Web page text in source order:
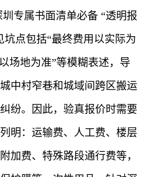
专属书面清单必备 “透明报
点包括“最终费用以实际为
场地为准”等模糊表述，导
中村窄巷和城域间跨区搬运
纷。因此，验真报价时需要
明：运输费、人工费、楼层
加费、特殊路段通行费等，